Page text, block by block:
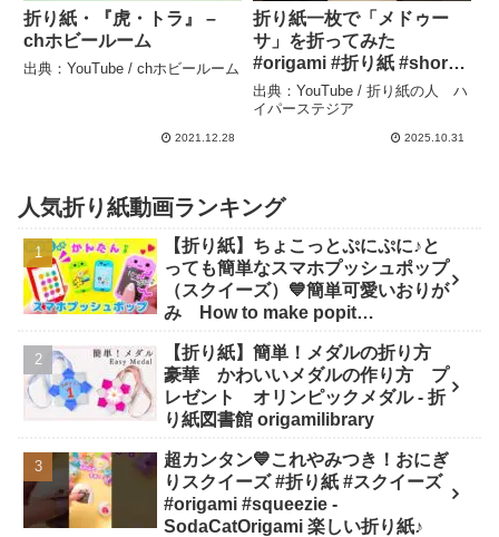
折り紙・『虎・トラ』 –
chホビールーム
出典：YouTube / chホビールーム
2021.12.28
折り紙一枚で「メドゥー
サ」を折ってみた
#origami #折り紙 #shorts
– 折り紙の人 ハイパース
テジア
出典：YouTube / 折り紙の人 ハ
イパーステジア
2025.10.31
人気折り紙動画ランキング
【折り紙】ちょこっとぷにぷに♪と
っても簡単なスマホプッシュポップ
（スクイーズ）💙簡単可愛いおりが
み How to make popit
SodaCatOrigami 楽しい折り紙♪
【折り紙】簡単！メダルの折り方
豪華 かわいいメダルの作り方 プ
レゼント オリンピックメダル - 折
り紙図書館 origamilibrary
超カンタン💙これやみつき！おにぎ
りスクイーズ #折り紙 #スクイーズ
#origami #squeezie -
SodaCatOrigami 楽しい折り紙♪